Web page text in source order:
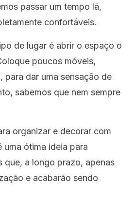
passar um tempo lá,
confortáveis.
de lugar é abrir o espaço o
poucos móveis,
para dar uma sensação de
sabemos que nem sempre
organizar e decorar com
uma ótima ideia para
que, a longo prazo, apenas
e acabarão sendo